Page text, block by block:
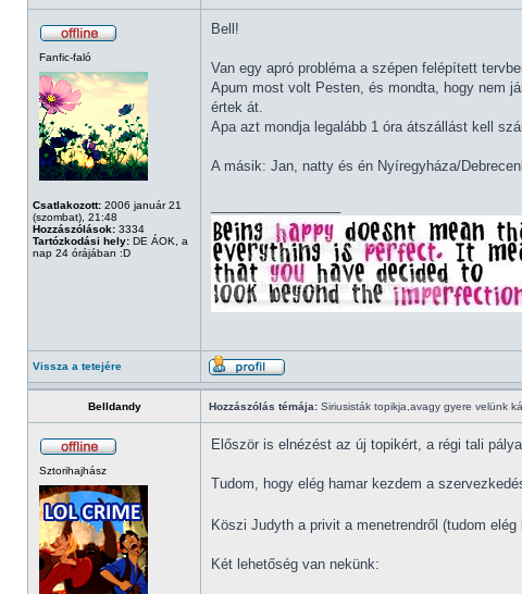
Fanfic-faló
Csatlakozott: 2006 január 21
(szombat), 21:48
Hozzászólások: 3334
Tartózkodási hely: DE ÁOK, a
nap 24 órájában :D
Bell!
Van egy apró probléma a szépen felépített
Apum most volt Pesten, és mondta, hogy nem
értek át.
Apa azt mondja legalább 1 óra átszállást kell
A másik: Jan, natty és én Nyíregyháza/
Vissza a tetejére
Belldandy Hozzászólás témája: Siriusisták topikja,avagy gyere velünk
Sztorihajhász
Először is elnézést az új topikért, a régi tali
Tudom, hogy elég hamar kezdem a
Köszi Judyth a privit a menetrendről (tudom
Két lehetőség van nekünk: